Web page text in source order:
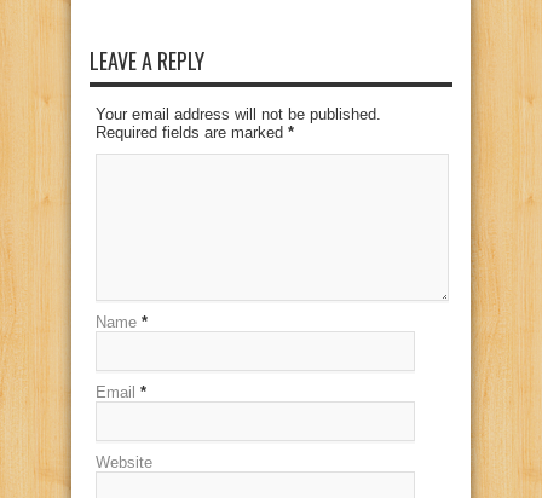
LEAVE A REPLY
Your email address will not be published.
Required fields are marked *
Name *
Email *
Website